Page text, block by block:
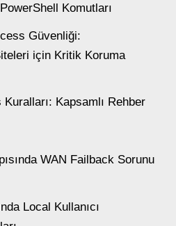
Komutları
Güvenliği:
için Kritik Koruma
Kapsamlı Rehber
WAN Failback Sorunu
Local Kullanıcı